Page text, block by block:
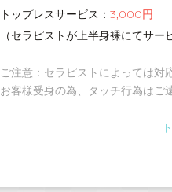
トップレスサービス： 3,000円
（セラピストが上半身裸にてサー
ご注意：セラピストによっては対
お客様受身の為、タッチ行為はご